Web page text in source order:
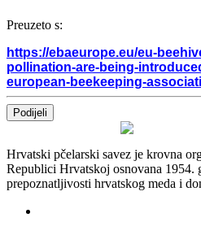
Preuzeto s:
https://ebaeurope.eu/eu-
pollination-are-being-
european-beekeeping-
Podijeli
Hrvatski pčelarski savez je krovna
Republici Hrvatskoj osnovana 1954.
prepoznatljivosti hrvatskog meda i